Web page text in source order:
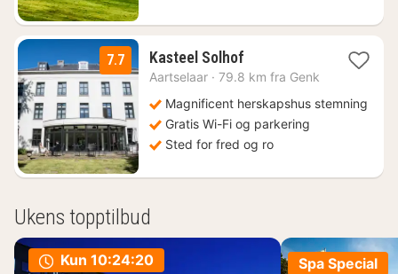
7.7 Kasteel Solhof1
natt
1529
kr.
Aartselaar · 79.8 km fra Genk
Magnificent herskapshus stemning
Gratis Wi-Fi og parkering
Sted for fred og ro
Ukens topptilbud
Kun 10:24:19 Spa Special